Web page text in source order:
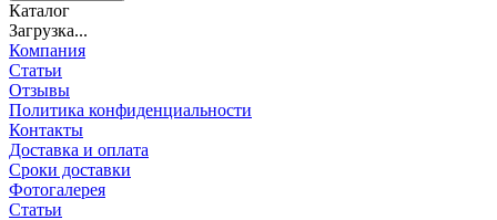
Каталог
Загрузка...
Компания
Статьи
Отзывы
Политика конфиденциальности
Контакты
Доставка и оплата
Сроки доставки
Фотогалерея
Статьи